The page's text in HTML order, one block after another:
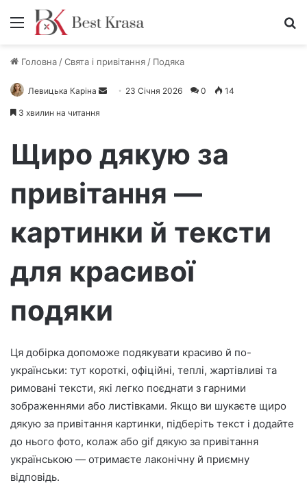
Меню
Головна /Свята і привітання / Подяка
Левицька Каріна
і
т
е
т
р
н
н
о
г
о
23 Січня 2026 0 14
3 хвилин на читання
Щиро дякую за
привітання —
картинки й тексти
для красивої
подяки
Ця добірка допоможе подякувати красиво й по-
українськи: тут короткі, офіційні, теплі, жартівливі та
римовані тексти, які легко поєднати з гарними
зображеннями або листівками. Якщо ви шукаєте щиро
дякую за привітання картинки, підберіть текст і додайте
до нього фото, колаж або gif дякую за привітання
українською — отримаєте лаконічну й приємну
відповідь.